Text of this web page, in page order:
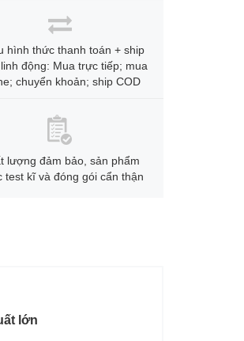
hình thức thanh toán + ship
động: Mua trực tiếp; mua
chuyển khoản; ship COD
lượng đảm bảo, sản phẩm
test kĩ và đóng gói cẩn thận
lớn